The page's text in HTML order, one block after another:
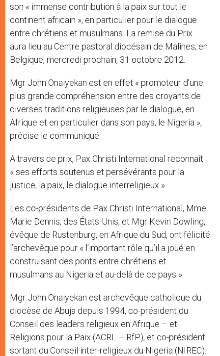
son « immense contribution à la paix sur tout le
continent africain », en particulier pour le dialogue
entre chrétiens et musulmans. La remise du Prix
aura lieu au Centre pastoral diocésain de Malines, en
Belgique, mercredi prochain, 31 octobre 2012.
Mgr John Onaiyekan est en effet « promoteur d’une
plus grande compréhension entre des croyants de
diverses traditions religieuses par le dialogue, en
Afrique et en particulier dans son pays, le Nigeria »,
précise le communiqué.
A travers ce prix, Pax Christi International reconnaît
« ses efforts soutenus et persévérants pour la
justice, la paix, le dialogue interreligieux ».
Les co-présidents de Pax Christi International, Mme
Marie Dennis, des États-Unis, et Mgr Kevin Dowling,
évêque de Rustenburg, en Afrique du Sud, ont félicité
l’archevêque pour « l’important rôle qu’il a joué en
construisant des ponts entre chrétiens et
musulmans au Nigeria et au-delà de ce pays ».
Mgr John Onaiyekan est archevêque catholique du
diocèse de Abuja depuis 1994, co-président du
Conseil des leaders religieux en Afrique – et
Religions pour la Paix (ACRL – RfP), et co-président
sortant du Conseil inter-religieux du Nigeria (NIREC).